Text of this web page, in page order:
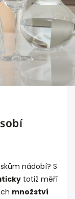
nádobí? S
totiž měří
množství